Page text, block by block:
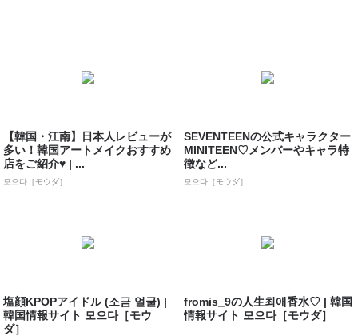
【韓国・江南】日本人レビューが
多い！韓国アートメイクおすすめ
店をご紹介♥ | ...
모으다［モウダ］
SEVENTEENの公式キャラクター
MINITEEN♡メンバーやキャラ特
徴など...
모으다［モウダ］
塩顔KPOPアイドル (소금 얼굴) |
韓国情報サイト 모으다［モウ
ダ］
fromis_9の人生최애香水♡ | 韓国
情報サイト 모으다［モウダ］